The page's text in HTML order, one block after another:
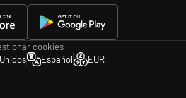
cookies
Español EUR